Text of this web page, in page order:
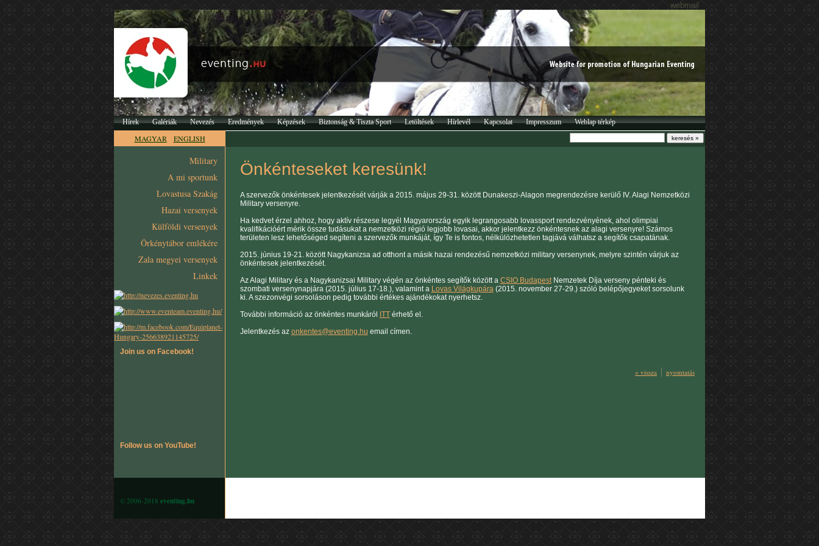
webmail
Hírek Galériák Nevezés Eredmények Képzések Biztonság & Tiszta Sport Letöltések Hírlevél Kapcsolat Impresszum Weblap térkép
MAGYAR ENGLISH
Military
A mi sportunk
Lovastusa Szakág
Hazai versenyek
Külföldi versenyek
Örkénytábor emlékére
Zala megyei versenyek
Linkek
Join us on Facebook!
Follow us on YouTube!
Önkénteseket keresünk!
A szervezők önkéntesek jelentkezését várják a 2015. május 29-31. között Dunakeszi-Alagon megrendezésre kerülő IV. Alagi Nemzetközi
Military versenyre.
Ha kedvet érzel ahhoz, hogy aktív részese legyél Magyarország egyik legrangosabb lovassport rendezvényének, ahol olimpiai
kvalifikációért mérik össze tudásukat a nemzetközi régió legjobb lovasai, akkor jelentkezz önkéntesnek az alagi versenyre! Számos
területen lesz lehetőséged segíteni a szervezők munkáját, így Te is fontos, nélkülözhetetlen tagjává válhatsz a segítők csapatának.
2015. június 19-21. között Nagykanizsa ad otthont a másik hazai rendezésű nemzetközi military versenynek, melyre szintén várjuk az
önkéntesek jelentkezését.
Az Alagi Military és a Nagykanizsai Military végén az önkéntes segítők között a CSIO BudapestNemzetek Díja verseny pénteki és
szombati versenynapjára (2015. július 17-18.), valamint a Lovas Világkupára(2015. november 27-29.) szóló belépőjegyeket sorsolunk
ki. A szezonvégi sorsoláson pedig további értékes ajándékokat nyerhetsz.
További információ az önkéntes munkáról
ITTérhető el.
Jelentkezés az onkentes@eventing.hu email címen.
nyomtatás
« vissza
© 2006-2018 eventing.hu